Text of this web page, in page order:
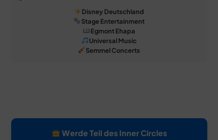
Disney Deutschland
Stage Entertainment
Egmont Ehapa
Universal Music
Semmel Concerts
Werde Teil des Inner Circles